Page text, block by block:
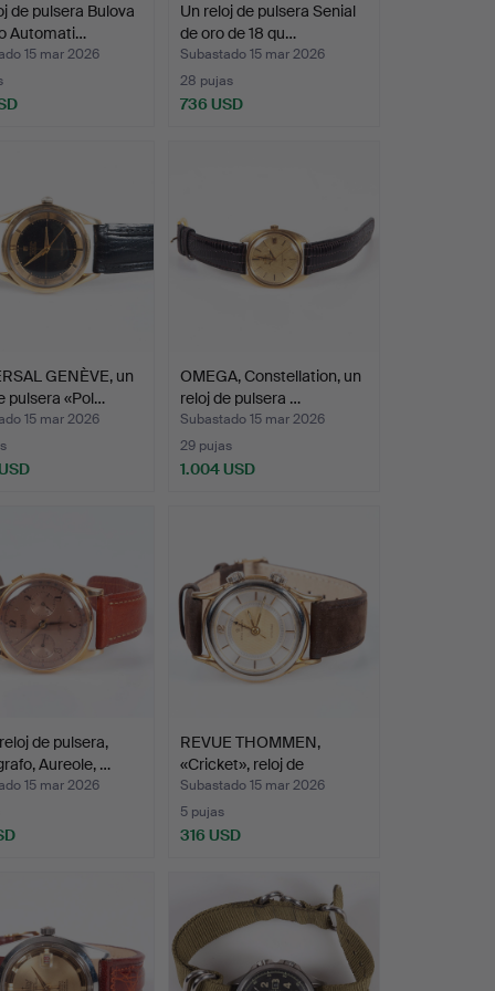
de pulsera Bulova
Automati…
15 mar 2026
Un reloj de pulsera Senial
de oro de 18 qu…
Subastado 15 mar 2026
28 pujas
736 USD
GENÈVE, un
pulsera «Pol…
15 mar 2026
OMEGA, Constellation, un
reloj de pulsera …
Subastado 15 mar 2026
29 pujas
1.004 USD
de pulsera,
Aureole, …
15 mar 2026
REVUE THOMMEN,
«Cricket», reloj de
pulsera…
Subastado 15 mar 2026
5 pujas
316 USD